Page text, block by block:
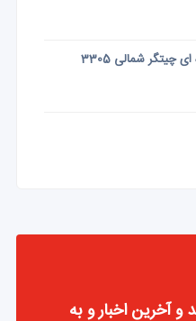
چیتگر شمالی 3305
و آخرین اخبار و به